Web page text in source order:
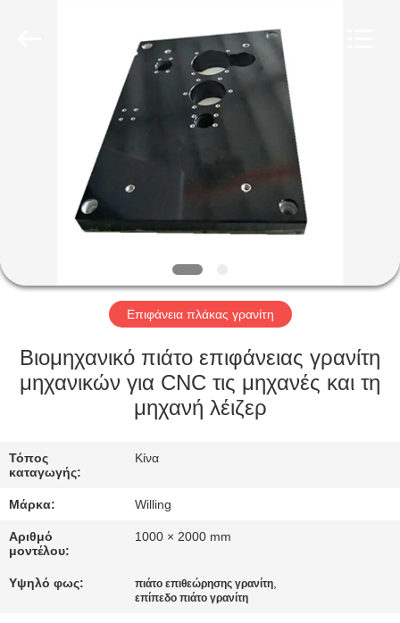
ΠΡΟΪΌΝΤΑ
ΣΧΕΤΙΚΆ
ΕΜΆΣ
ΕΠΙΣΚΈΨΕΙΣ
ΣΤΟ
ΕΡΓΟΣΤΆΣΙΟ
ΠΟΙΌΤΗΤΑΣ
ΠΟΛΙΤΙΚΉ
ΑΠΟΡΡΉΤΟΥ
Επιφάνεια πλάκας γρανίτη
Βιομηχανικό πιάτο επιφάνειας γρανίτη
μηχανικών για CNC τις μηχανές και τη
μηχανή λέιζερ
Τόπος
καταγωγής:
Κίνα
Μάρκα: Willing
Αριθμό
μοντέλου:
1000 × 2000 mm
Υψηλό φως: πιάτο επιθεώρησης γρανίτη,
επίπεδο πιάτο γρανίτη